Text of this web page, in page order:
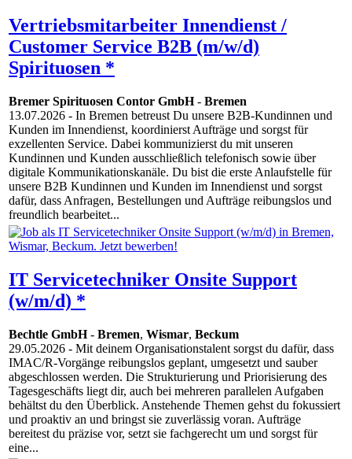
Vertriebsmitarbeiter Innendienst /
Customer Service B2B (m/w/d)
Spirituosen *
Bremer Spirituosen Contor GmbH- Bremen
13.07.2026 - In Bremen betreust Du unsere B2B-Kundinnen und
Kunden im Innendienst, koordinierst Aufträge und sorgst für
exzellenten Service. Dabei kommunizierst du mit unseren
Kundinnen und Kunden ausschließlich telefonisch sowie über
digitale Kommunikationskanäle. Du bist die erste Anlaufstelle für
unsere B2B Kundinnen und Kunden im Innendienst und sorgst
dafür, dass Anfragen, Bestellungen und Aufträge reibungslos und
freundlich bearbeitet...
IT Servicetechniker Onsite Support
(w/m/d) *
Bechtle GmbH- Bremen, Wismar, Beckum
29.05.2026 - Mit deinem Organisationstalent sorgst du dafür, dass
IMAC/R-Vorgänge reibungslos geplant, umgesetzt und sauber
abgeschlossen werden. Die Strukturierung und Priorisierung des
Tagesgeschäfts liegt dir, auch bei mehreren parallelen Aufgaben
behältst du den Überblick. Anstehende Themen gehst du fokussiert
und proaktiv an und bringst sie zuverlässig voran. Aufträge
bereitest du präzise vor, setzt sie fachgerecht um und sorgst für
eine...